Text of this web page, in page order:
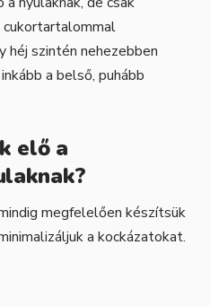
héj szintén nehezebben
a belső, puhább
elő a
megfelelően készítsük
a kockázatokat.